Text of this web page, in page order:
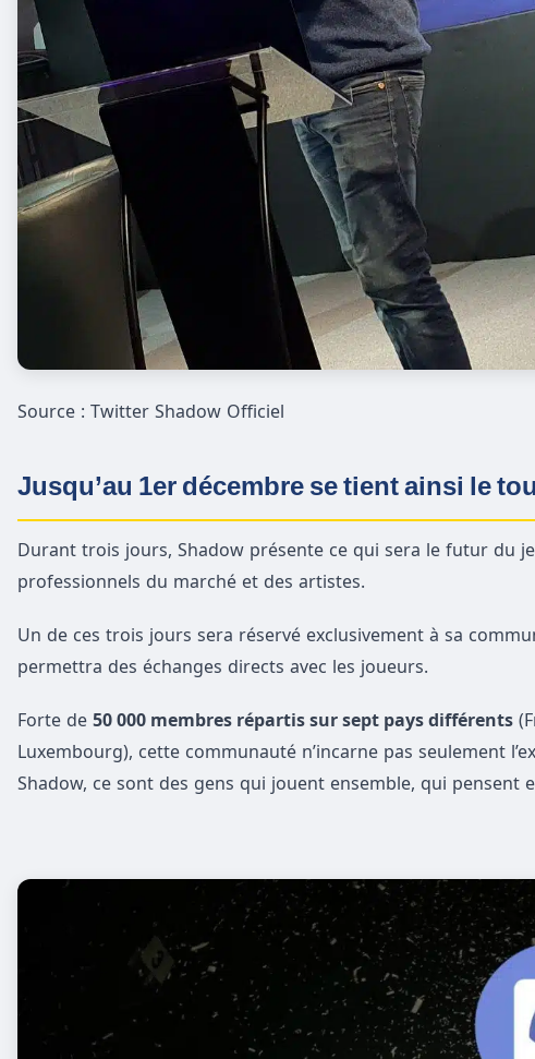
Source : Twitter Shadow Officiel
Jusqu’au 1erdécembre se tient ainsi le
Durant trois jours, Shadow présente ce qui sera le futur du
professionnels du marché et des artistes.
Un de ces trois jours sera réservé exclusivement à sa
permettra des échanges directs avec les joueurs.
Forte de 50 000 membres répartis sur sept pays différents
Luxembourg), cette communauté n’incarne pas seulement
Shadow, ce sont des gens qui jouent ensemble, qui pensent